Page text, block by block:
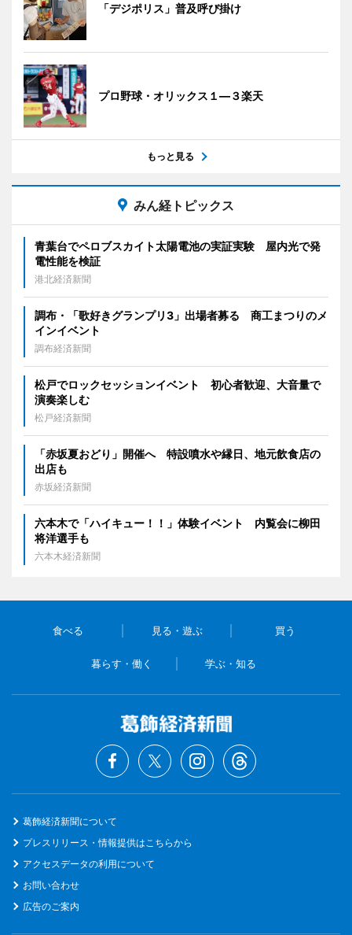
「デジポリス」普及呼び掛け
プロ野球・オリックス１―３楽天
もっと見る
みん経トピックス
青葉台でペロブスカイト太陽電池の実証実験 屋内光で発
電性能を検証
港北経済新聞
調布・「歌好きグランプリ3」出場者募る 商工まつりのメ
インイベント
調布経済新聞
松戸でロックセッションイベント 初心者歓迎、大音量で
演奏楽しむ
松戸経済新聞
「赤坂夏おどり」開催へ 特設噴水や縁日、地元飲食店の
出店も
赤坂経済新聞
六本木で「ハイキュー！！」体験イベント 内覧会に柳田
将洋選手も
六本木経済新聞
食べる 見る・遊ぶ 買う
暮らす・働く 学ぶ・知る
葛飾経済新聞について
プレスリリース・情報提供はこちらから
アクセスデータの利用について
お問い合わせ
広告のご案内